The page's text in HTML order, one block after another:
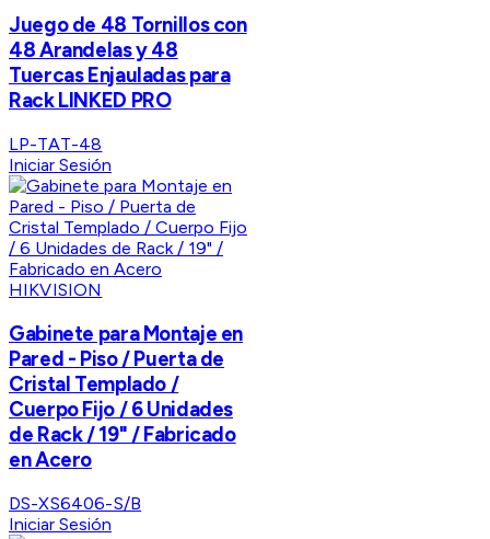
Juego de 48 Tornillos con
48 Arandelas y 48
Tuercas Enjauladas para
Rack LINKED PRO
LP-TAT-48
Iniciar Sesión
HIKVISION
Gabinete para Montaje en
Pared - Piso / Puerta de
Cristal Templado /
Cuerpo Fijo / 6 Unidades
de Rack / 19" / Fabricado
en Acero
DS-XS6406-S/B
Iniciar Sesión